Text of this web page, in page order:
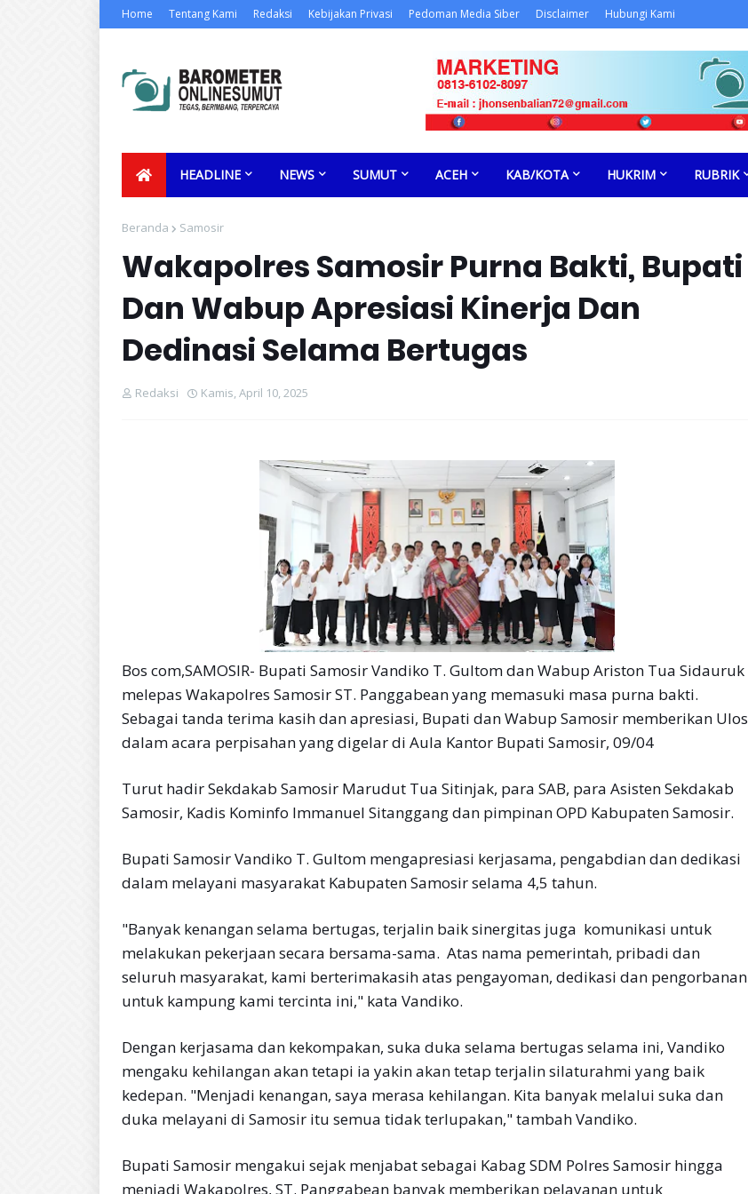
Home Tentang Kami Redaksi Kebijakan Privasi Pedoman Media Siber Disclaimer Hubungi Kami
HEADLINE NEWS SUMUT ACEH KAB/KOTA HUKRIM RUBRIK
Beranda Samosir
Wakapolres Samosir Purna Bakti, Bupati
Dan Wabup Apresiasi Kinerja Dan
Dedinasi Selama Bertugas
Redaksi Kamis, April 10, 2025
Bos com,SAMOSIR- Bupati Samosir Vandiko T. Gultom dan Wabup Ariston Tua Sidauruk
melepas Wakapolres Samosir ST. Panggabean yang memasuki masa purna bakti.
Sebagai tanda terima kasih dan apresiasi, Bupati dan Wabup Samosir memberikan Ulos
dalam acara perpisahan yang digelar di Aula Kantor Bupati Samosir, 09/04
Turut hadir Sekdakab Samosir Marudut Tua Sitinjak, para SAB, para Asisten Sekdakab
Samosir, Kadis Kominfo Immanuel Sitanggang dan pimpinan OPD Kabupaten Samosir.
Bupati Samosir Vandiko T. Gultom mengapresiasi kerjasama, pengabdian dan dedikasi
dalam melayani masyarakat Kabupaten Samosir selama 4,5 tahun.
"Banyak kenangan selama bertugas, terjalin baik sinergitas juga komunikasi untuk
melakukan pekerjaan secara bersama-sama. Atas nama pemerintah, pribadi dan
seluruh masyarakat, kami berterimakasih atas pengayoman, dedikasi dan pengorbanan
untuk kampung kami tercinta ini," kata Vandiko.
Dengan kerjasama dan kekompakan, suka duka selama bertugas selama ini, Vandiko
mengaku kehilangan akan tetapi ia yakin akan tetap terjalin silaturahmi yang baik
kedepan. "Menjadi kenangan, saya merasa kehilangan. Kita banyak melalui suka dan
duka melayani di Samosir itu semua tidak terlupakan," tambah Vandiko.
Bupati Samosir mengakui sejak menjabat sebagai Kabag SDM Polres Samosir hingga
menjadi Wakapolres, ST. Panggabean banyak memberikan pelayanan untuk